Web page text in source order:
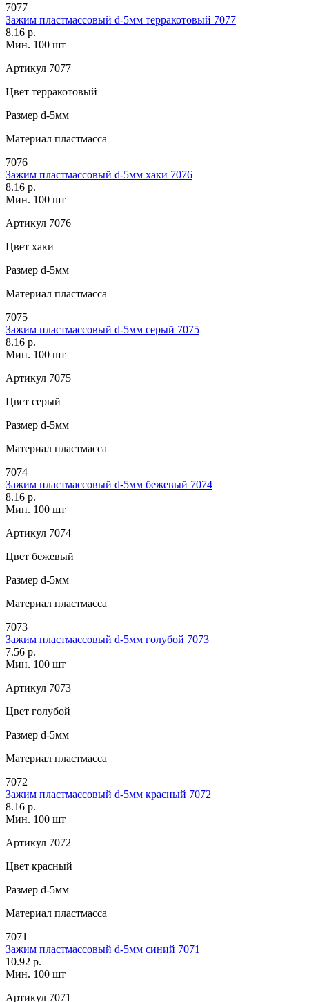
7077
Зажим пластмассовый d-5мм терракотовый 7077
8.16 р.
Мин. 100 шт
Артикул 7077
Цвет терракотовый
Размер d-5мм
Материал пластмасса
7076
Зажим пластмассовый d-5мм хаки 7076
8.16 р.
Мин. 100 шт
Артикул 7076
Цвет хаки
Размер d-5мм
Материал пластмасса
7075
Зажим пластмассовый d-5мм серый 7075
8.16 р.
Мин. 100 шт
Артикул 7075
Цвет серый
Размер d-5мм
Материал пластмасса
7074
Зажим пластмассовый d-5мм бежевый 7074
8.16 р.
Мин. 100 шт
Артикул 7074
Цвет бежевый
Размер d-5мм
Материал пластмасса
7073
Зажим пластмассовый d-5мм голубой 7073
7.56 р.
Мин. 100 шт
Артикул 7073
Цвет голубой
Размер d-5мм
Материал пластмасса
7072
Зажим пластмассовый d-5мм красный 7072
8.16 р.
Мин. 100 шт
Артикул 7072
Цвет красный
Размер d-5мм
Материал пластмасса
7071
Зажим пластмассовый d-5мм синий 7071
10.92 р.
Мин. 100 шт
Артикул 7071